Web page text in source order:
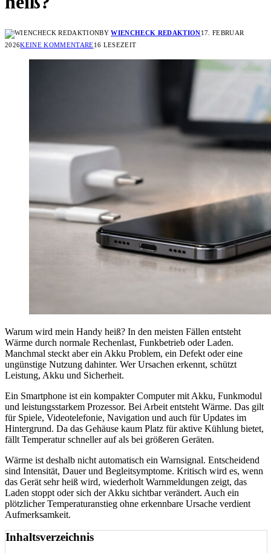
BY WIENCHECK REDAKTION17. FEBRUAR
2026KEINE KOMMENTARE16 LESEZEIT
Warum wird mein Handy heiß? In den meisten Fällen entsteht
Wärme durch normale Rechenlast, Funkbetrieb oder Laden.
Manchmal steckt aber ein Akku Problem, ein Defekt oder eine
ungünstige Nutzung dahinter. Wer Ursachen erkennt, schützt
Leistung, Akku und Sicherheit.
Ein Smartphone ist ein kompakter Computer mit Akku, Funkmodul
und leistungsstarkem Prozessor. Bei Arbeit entsteht Wärme. Das gilt
für Spiele, Videotelefonie, Navigation und auch für Updates im
Hintergrund. Da das Gehäuse kaum Platz für aktive Kühlung bietet,
fällt Temperatur schneller auf als bei größeren Geräten.
Wärme ist deshalb nicht automatisch ein Warnsignal. Entscheidend
sind Intensität, Dauer und Begleitsymptome. Kritisch wird es, wenn
das Gerät sehr heiß wird, wiederholt Warnmeldungen zeigt, das
Laden stoppt oder sich der Akku sichtbar verändert. Auch ein
plötzlicher Temperaturanstieg ohne erkennbare Ursache verdient
Aufmerksamkeit.
Inhaltsverzeichnis